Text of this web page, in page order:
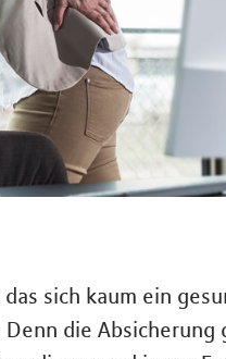
sich kaum ein
die